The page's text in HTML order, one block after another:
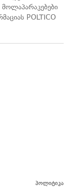
POLTICO
პოლიტიკა